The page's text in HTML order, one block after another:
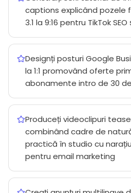
captions explicând pozele
3.1 la 9:16 pentru TikTok
Designți posturi Google
la 1:1 promovând oferte
abonamente intro de 30
Produceți videoclipuri
combinând cadre de
practică în studio cu
pentru email marketing